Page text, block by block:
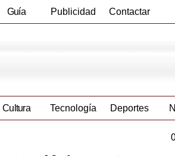
Guía Publicidad Contactar
Cultura Tecnología Deportes